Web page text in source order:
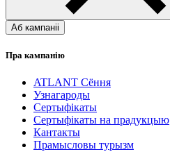
Аб кампаніі
Пра кампанію
ATLANT Сёння
Узнагароды
Сертыфікаты
Сертыфікаты на прадукцыю
Кантакты
Прамысловы турызм